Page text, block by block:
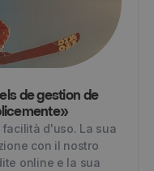
de gestion de
d'uso. La sua
con il nostro
online e la sua